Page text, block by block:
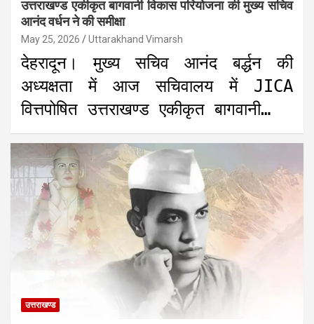
उत्तराखण्ड एकीकृत बागवानी विकास परियोजना की मुख्य सचिव
आनंद वर्धन ने की समीक्षा
May 25, 2026 Uttarakhand Vimarsh
देहरादून। मुख्य सचिव आनंद बर्द्धन की
अध्यक्षता में आज सचिवालय में JICA
वित्तपोषित उत्तराखण्ड एकीकृत बागवानी…
उत्तराखण्ड